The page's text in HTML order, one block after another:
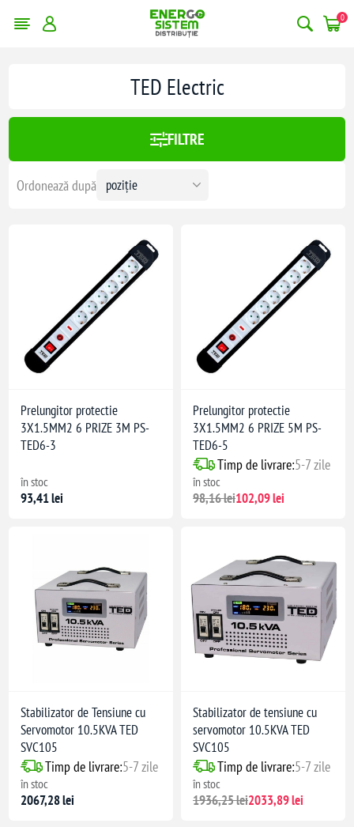
0
filtrele
TED Electric
FILTRE
Ordonează după
Prelungitor protectie
3X1.5MM2 6 PRIZE 3M PS-
TED6-3
în stoc
93,41 lei
Prelungitor protectie
3X1.5MM2 6 PRIZE 5M PS-
TED6-5
Timp de livrare:5-7 zile
în stoc
98,16 lei102,09 lei
Stabilizator de Tensiune cu
Servomotor 10.5KVA TED
SVC105
Timp de livrare:5-7 zile
în stoc
2067,28 lei
Stabilizator de tensiune cu
servomotor 10.5KVA TED
SVC105
Timp de livrare:5-7 zile
în stoc
1936,25 lei2033,89 lei